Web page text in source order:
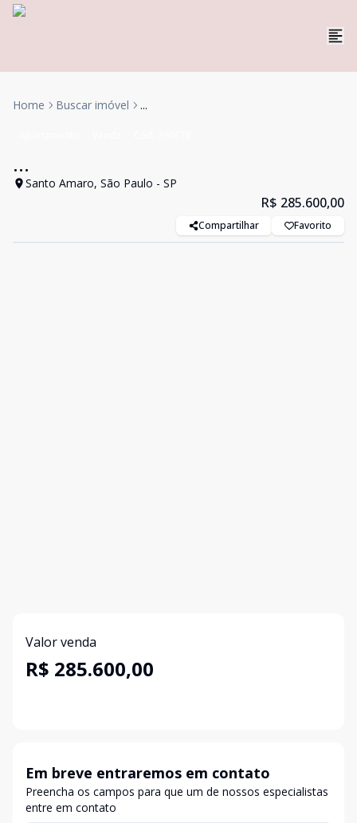
Home Buscar imóvel ...
...
Santo Amaro, São Paulo - SP
R$ 285.600,00
Compartilhar Favorito
Valor venda
R$ 285.600,00
Em breve entraremos em contato
Preencha os campos para que um de nossos especialistas
entre em contato